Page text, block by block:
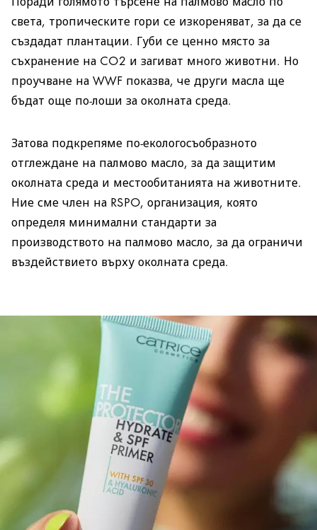
света, тропическите гори се изкореняват, за да се
създадат плантации. Губи се ценно място за
съхранение на CO2 и загиват много животни. Но
проучване на WWF показва, че други масла ще
бъдат още по-лоши за околната среда.
Затова подкрепяме по-екологосъобразното
отглеждане на палмово масло, за да защитим
околната среда и местообитанията на животните.
Ние сме член на RSPO, организация, която
определя минимални стандарти за
производството на палмово масло, за да ограничи
въздействието върху околната среда.